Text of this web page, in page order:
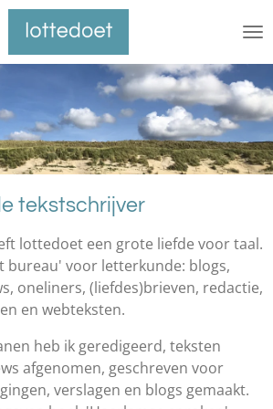
tekstschrijver
lottedoet een grote liefde voor taal.
bureau' voor letterkunde: blogs,
oneliners, (liefdes)brieven, redactie,
en webteksten.
heb ik geredigeerd, teksten
afgenomen, geschreven voor
verslagen en blogs gemaakt.